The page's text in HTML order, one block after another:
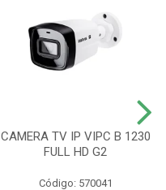
CAMERA TV IP VIPC B 1230
FULL HD G2
Código: 570041